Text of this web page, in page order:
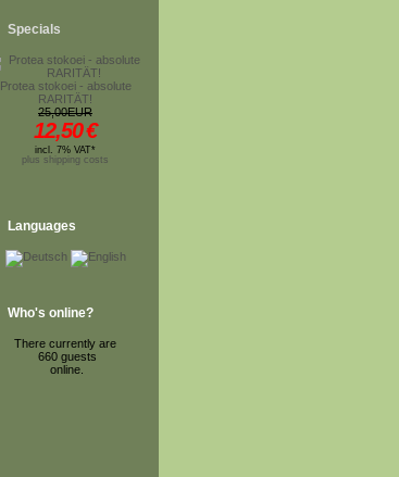
Specials
Protea stokoei - absolute
RARITÄT!
25,00EUR
12,50€
incl. 7% VAT*
plus shipping costs
Languages
Who's online?
There currently are
660 guests
online.